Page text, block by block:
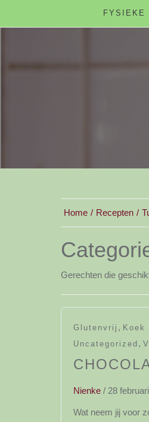
FYSIEKE
Home Recepten
Gerechten die
Glutenvrij , Koek
Uncategorized ,
Nienke / 28
Wat neem jij voor